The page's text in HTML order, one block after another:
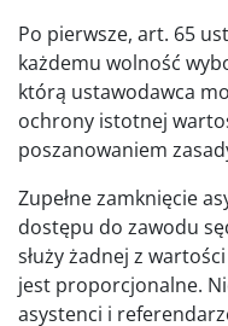
Po pierwsze, art. 65
każdemu wolność
którą ustawodawca
ochrony istotnej
poszanowaniem
Zupełne zamknięcie
dostępu do zawodu
służy żadnej z
jest proporcjonalne.
asystenci i